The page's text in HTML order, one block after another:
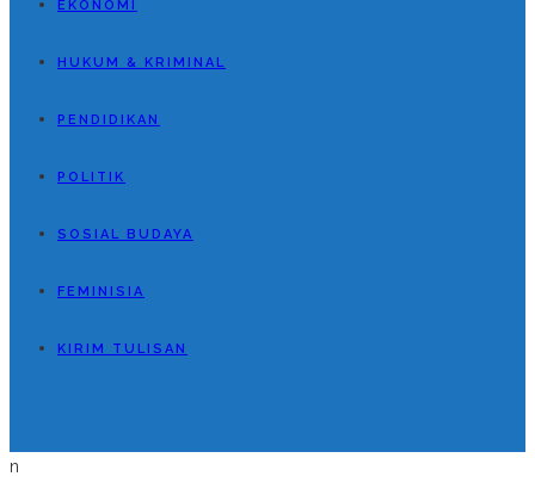
EKONOMI
HUKUM & KRIMINAL
PENDIDIKAN
POLITIK
SOSIAL BUDAYA
FEMINISIA
KIRIM TULISAN
n